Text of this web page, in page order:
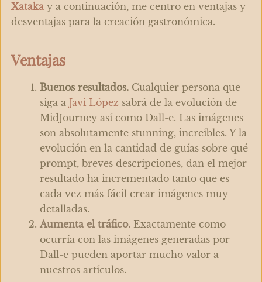
Xatakay a continuación, me centro en ventajas y
desventajas para la creación gastronómica.
Ventajas
Buenos resultados. Cualquier persona que
siga a Javi López sabrá de la evolución de
MidJourney así como Dall-e. Las imágenes
son absolutamente stunning, increíbles. Y la
evolución en la cantidad de guías sobre qué
prompt, breves descripciones, dan el mejor
resultado ha incrementado tanto que es
cada vez más fácil crear imágenes muy
detalladas.
Aumenta el tráfico. Exactamente como
ocurría con las imágenes generadas por
Dall-e pueden aportar mucho valor a
nuestros artículos.